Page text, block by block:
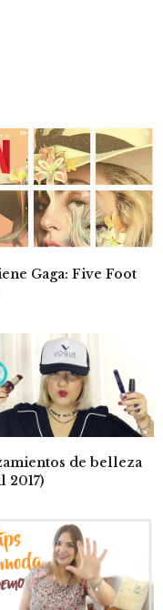
Gaga: Five Foot
de belleza
2017)